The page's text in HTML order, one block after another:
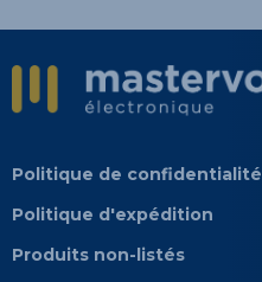
Politique de confidentialité
Politique d'expédition
Produits non-listés